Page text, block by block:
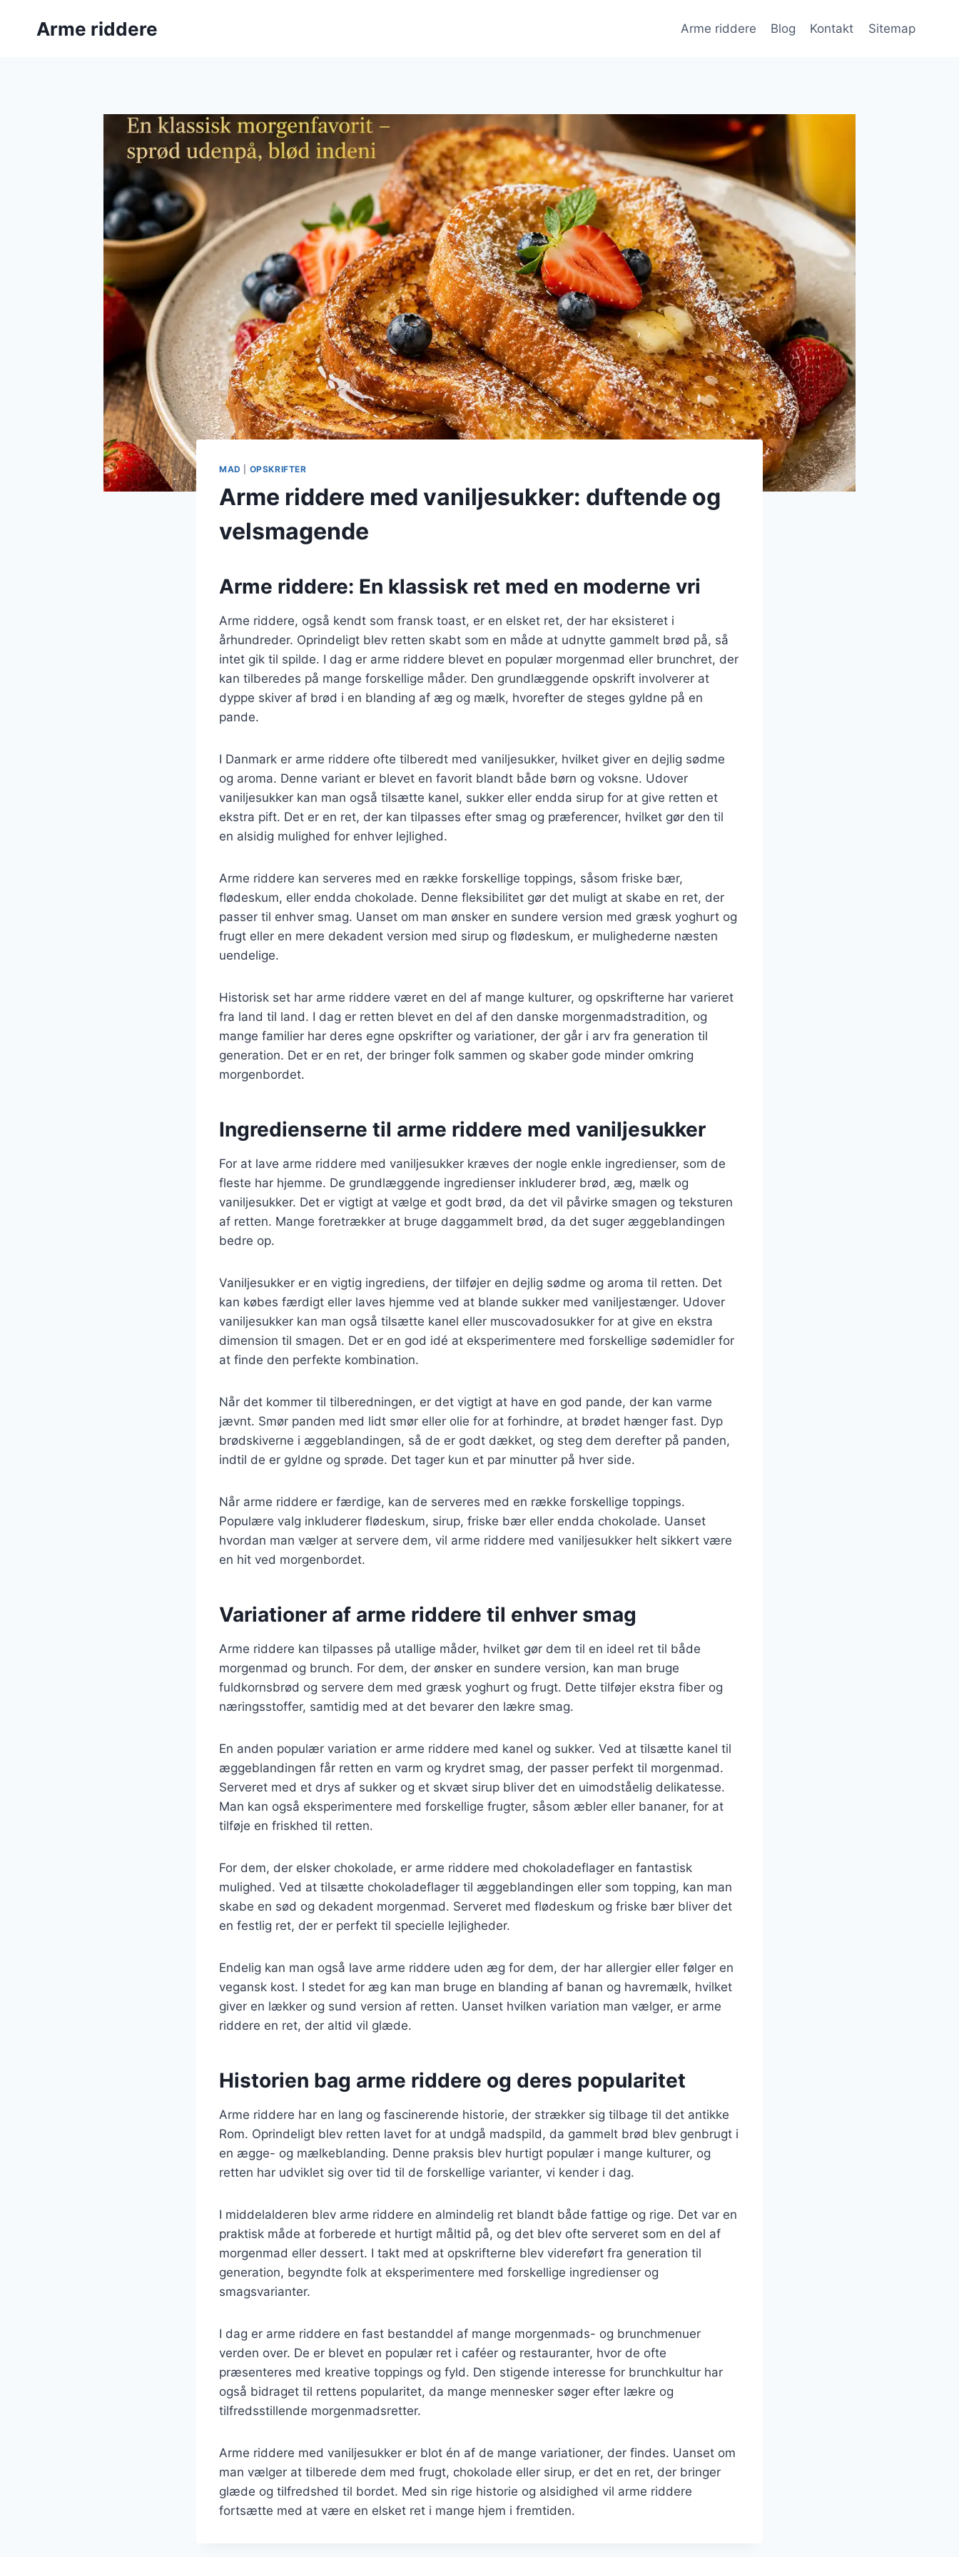
Arme riddere Arme riddere Blog Kontakt Sitemap
MAD OPSKRIFTER
Arme riddere med vaniljesukker: duftende og
velsmagende
Arme riddere: En klassisk ret med en moderne vri
Arme riddere, også kendt som fransk toast, er en elsket ret, der har eksisteret i
århundreder. Oprindeligt blev retten skabt som en måde at udnytte gammelt brød på, så
intet gik til spilde. I dag er arme riddere blevet en populær morgenmad eller brunchret, der
kan tilberedes på mange forskellige måder. Den grundlæggende opskrift involverer at
dyppe skiver af brød i en blanding af æg og mælk, hvorefter de steges gyldne på en
pande.
I Danmark er arme riddere ofte tilberedt med vaniljesukker, hvilket giver en dejlig sødme
og aroma. Denne variant er blevet en favorit blandt både børn og voksne. Udover
vaniljesukker kan man også tilsætte kanel, sukker eller endda sirup for at give retten et
ekstra pift. Det er en ret, der kan tilpasses efter smag og præferencer, hvilket gør den til
en alsidig mulighed for enhver lejlighed.
Arme riddere kan serveres med en række forskellige toppings, såsom friske bær,
flødeskum, eller endda chokolade. Denne fleksibilitet gør det muligt at skabe en ret, der
passer til enhver smag. Uanset om man ønsker en sundere version med græsk yoghurt og
frugt eller en mere dekadent version med sirup og flødeskum, er mulighederne næsten
uendelige.
Historisk set har arme riddere været en del af mange kulturer, og opskrifterne har varieret
fra land til land. I dag er retten blevet en del af den danske morgenmadstradition, og
mange familier har deres egne opskrifter og variationer, der går i arv fra generation til
generation. Det er en ret, der bringer folk sammen og skaber gode minder omkring
morgenbordet.
Ingredienserne til arme riddere med vaniljesukker
For at lave arme riddere med vaniljesukker kræves der nogle enkle ingredienser, som de
fleste har hjemme. De grundlæggende ingredienser inkluderer brød, æg, mælk og
vaniljesukker. Det er vigtigt at vælge et godt brød, da det vil påvirke smagen og teksturen
af retten. Mange foretrækker at bruge daggammelt brød, da det suger æggeblandingen
bedre op.
Vaniljesukker er en vigtig ingrediens, der tilføjer en dejlig sødme og aroma til retten. Det
kan købes færdigt eller laves hjemme ved at blande sukker med vaniljestænger. Udover
vaniljesukker kan man også tilsætte kanel eller muscovadosukker for at give en ekstra
dimension til smagen. Det er en god idé at eksperimentere med forskellige sødemidler for
at finde den perfekte kombination.
Når det kommer til tilberedningen, er det vigtigt at have en god pande, der kan varme
jævnt. Smør panden med lidt smør eller olie for at forhindre, at brødet hænger fast. Dyp
brødskiverne i æggeblandingen, så de er godt dækket, og steg dem derefter på panden,
indtil de er gyldne og sprøde. Det tager kun et par minutter på hver side.
Når arme riddere er færdige, kan de serveres med en række forskellige toppings.
Populære valg inkluderer flødeskum, sirup, friske bær eller endda chokolade. Uanset
hvordan man vælger at servere dem, vil arme riddere med vaniljesukker helt sikkert være
en hit ved morgenbordet.
Variationer af arme riddere til enhver smag
Arme riddere kan tilpasses på utallige måder, hvilket gør dem til en ideel ret til både
morgenmad og brunch. For dem, der ønsker en sundere version, kan man bruge
fuldkornsbrød og servere dem med græsk yoghurt og frugt. Dette tilføjer ekstra fiber og
næringsstoffer, samtidig med at det bevarer den lækre smag.
En anden populær variation er arme riddere med kanel og sukker. Ved at tilsætte kanel til
æggeblandingen får retten en varm og krydret smag, der passer perfekt til morgenmad.
Serveret med et drys af sukker og et skvæt sirup bliver det en uimodståelig delikatesse.
Man kan også eksperimentere med forskellige frugter, såsom æbler eller bananer, for at
tilføje en friskhed til retten.
For dem, der elsker chokolade, er arme riddere med chokoladeflager en fantastisk
mulighed. Ved at tilsætte chokoladeflager til æggeblandingen eller som topping, kan man
skabe en sød og dekadent morgenmad. Serveret med flødeskum og friske bær bliver det
en festlig ret, der er perfekt til specielle lejligheder.
Endelig kan man også lave arme riddere uden æg for dem, der har allergier eller følger en
vegansk kost. I stedet for æg kan man bruge en blanding af banan og havremælk, hvilket
giver en lækker og sund version af retten. Uanset hvilken variation man vælger, er arme
riddere en ret, der altid vil glæde.
Historien bag arme riddere og deres popularitet
Arme riddere har en lang og fascinerende historie, der strækker sig tilbage til det antikke
Rom. Oprindeligt blev retten lavet for at undgå madspild, da gammelt brød blev genbrugt i
en ægge- og mælkeblanding. Denne praksis blev hurtigt populær i mange kulturer, og
retten har udviklet sig over tid til de forskellige varianter, vi kender i dag.
I middelalderen blev arme riddere en almindelig ret blandt både fattige og rige. Det var en
praktisk måde at forberede et hurtigt måltid på, og det blev ofte serveret som en del af
morgenmad eller dessert. I takt med at opskrifterne blev videreført fra generation til
generation, begyndte folk at eksperimentere med forskellige ingredienser og
smagsvarianter.
I dag er arme riddere en fast bestanddel af mange morgenmads- og brunchmenuer
verden over. De er blevet en populær ret i caféer og restauranter, hvor de ofte
præsenteres med kreative toppings og fyld. Den stigende interesse for brunchkultur har
også bidraget til rettens popularitet, da mange mennesker søger efter lækre og
tilfredsstillende morgenmadsretter.
Arme riddere med vaniljesukker er blot én af de mange variationer, der findes. Uanset om
man vælger at tilberede dem med frugt, chokolade eller sirup, er det en ret, der bringer
glæde og tilfredshed til bordet. Med sin rige historie og alsidighed vil arme riddere
fortsætte med at være en elsket ret i mange hjem i fremtiden.